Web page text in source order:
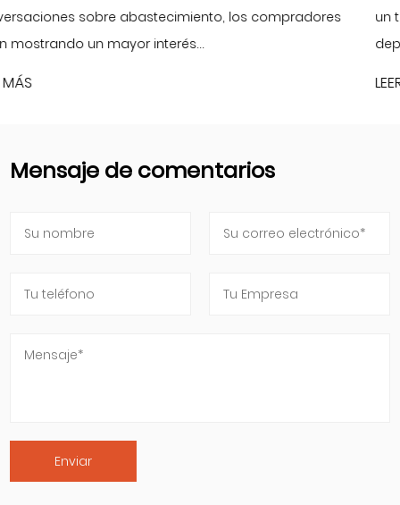
un tiempo de preparación prolongado a
dependen de utensilios de cocina que
Mensaje de comentarios